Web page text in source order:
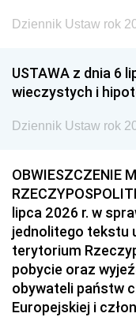
Dziennik Ustaw rok
USTAWA z dnia 6
wieczystych i
Dziennik Ustaw rok
OBWIESZCZENIE
lipca 2026 r. w
jednolitego tekstu
terytorium
pobycie oraz
obywateli państw
Europejskiej i